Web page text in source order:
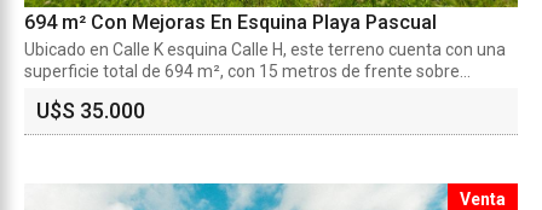
694 m² Con Mejoras En Esquina Playa Pascual
Ubicado en Calle K esquina Calle H, este terreno cuenta con una
superficie total de 694 m², con 15 metros de frente sobre...
U$S 35.000
Venta